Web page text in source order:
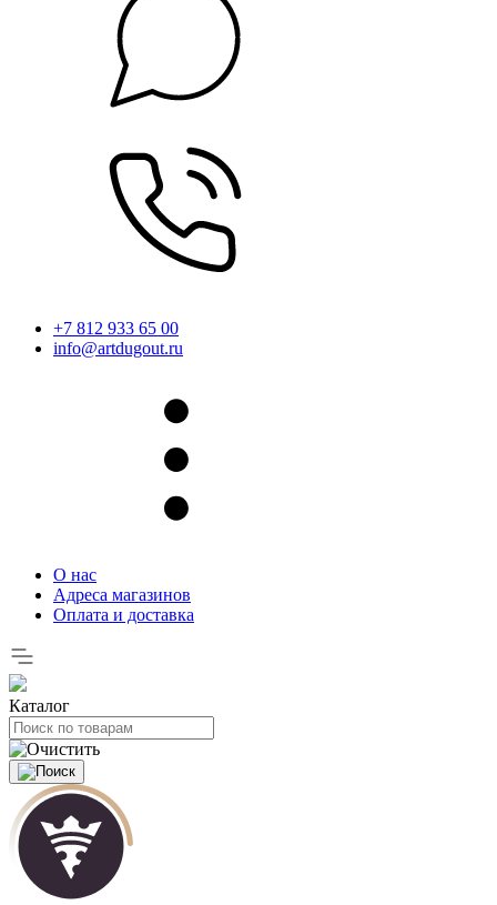
+7 812 933 65 00
info@artdugout.ru
О нас
Адреса магазинов
Оплата и доставка
Каталог